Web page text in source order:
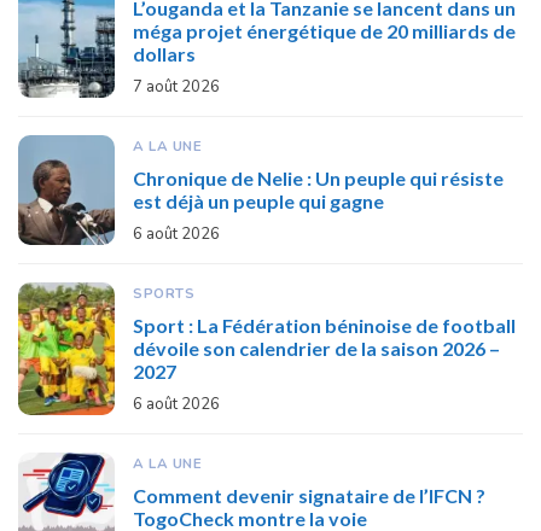
L’ouganda et la Tanzanie se lancent dans un
méga projet énergétique de 20 milliards de
dollars
7 août 2026
A LA UNE
Chronique de Nelie : Un peuple qui résiste
est déjà un peuple qui gagne
6 août 2026
SPORTS
Sport : La Fédération béninoise de football
dévoile son calendrier de la saison 2026 –
2027
6 août 2026
A LA UNE
Comment devenir signataire de l’IFCN ?
TogoCheck montre la voie